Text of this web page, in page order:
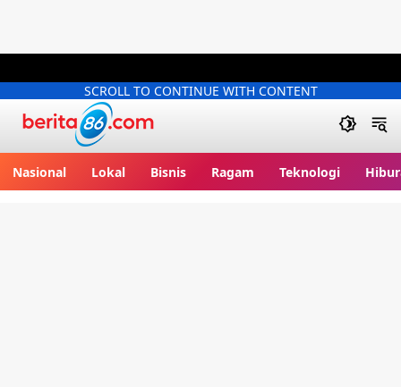
SCROLL TO CONTINUE WITH CONTENT
Nasional Lokal Bisnis Ragam Teknologi